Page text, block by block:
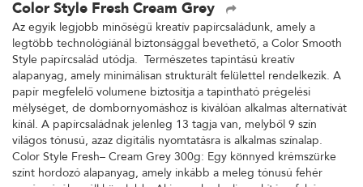
Color Style Fresh Cream Grey
Az egyik legjobb minőségű kreatív papírcsaládunk, amely a
legtöbb technológiánál biztonsággal bevethető, a Color Smooth
Style papírcsalád utódja. Természetes tapintású kreatív
alapanyag, amely minimálisan strukturált felülettel rendelkezik. A
papír megfelelő volumene biztosítja a tapintható prégelési
mélységet, de dombornyomáshoz is kiválóan alkalmas alternatívát
kínál. A papírcsaládnak jelenleg 13 tagja van, melyből 9 szín
világos tónusú, azaz digitális nyomtatásra is alkalmas színalap.
Color Style Fresh– Cream Grey 300g: Egy könnyed krémszürke
színt hordozó alapanyag, amely inkább a meleg tónusú fehér